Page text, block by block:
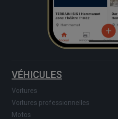
VÉHICULES
Voitures
Voitures professionnelles
Motos